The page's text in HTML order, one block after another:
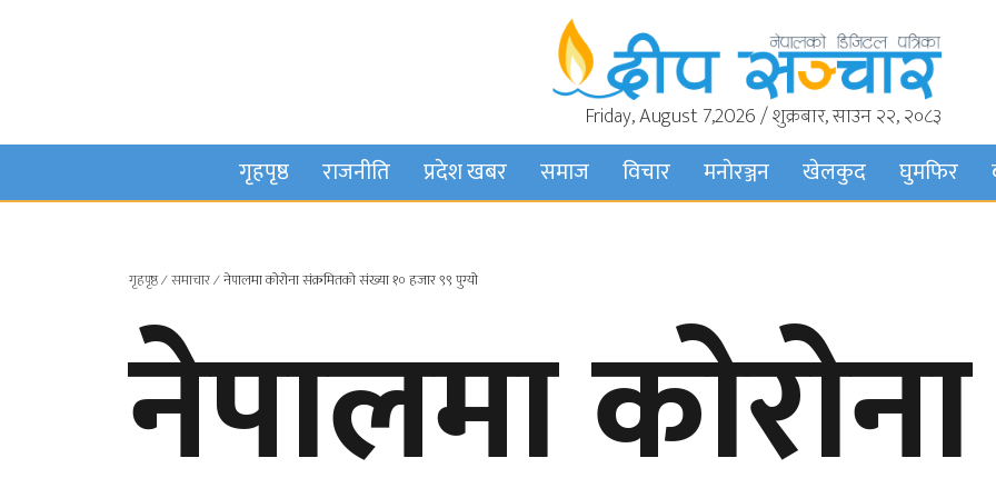
Friday, August 7,2026 / शुक्रबार, साउन २२, २०८३
गृहपृष्ठ राजनीति प्रदेश खबर समाज विचार मनाेरञ्जन खेलकुद घुमफिर
गृहपृष्ठ∕समाचार∕नेपालमा कोरोना संक्रमितको संख्या १० हजार ९९ पुग्यो
नेपालमा कोरोना